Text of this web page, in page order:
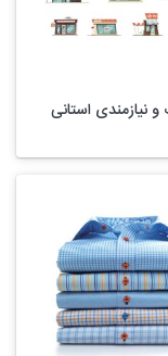
و نیازمندی استانی